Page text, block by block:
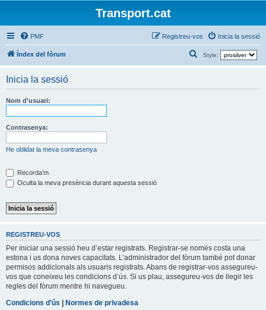
Transport.cat
PMF Inicia la sessió
Registreu-vos
Índex del fòrum Style:
e
Inicia la sessió
Nom d’usuari:
Contrasenya:
He oblidat la meva contrasenya
Recorda’m
Oculta la meva presència durant aquesta sessió
REGISTREU-VOS
Per iniciar una sessió heu d’estar registrats. Registrar-se només costa una
estona i us dona noves capacitats. L’administrador del fòrum també pot donar
permisos addicionals als usuaris registrats. Abans de registrar-vos assegureu-
vos que coneixeu les condicions d’ús. Si us plau, assegureu-vos de llegir les
regles del fòrum mentre hi navegueu.
Condicions d’ús
Normes de privadesa